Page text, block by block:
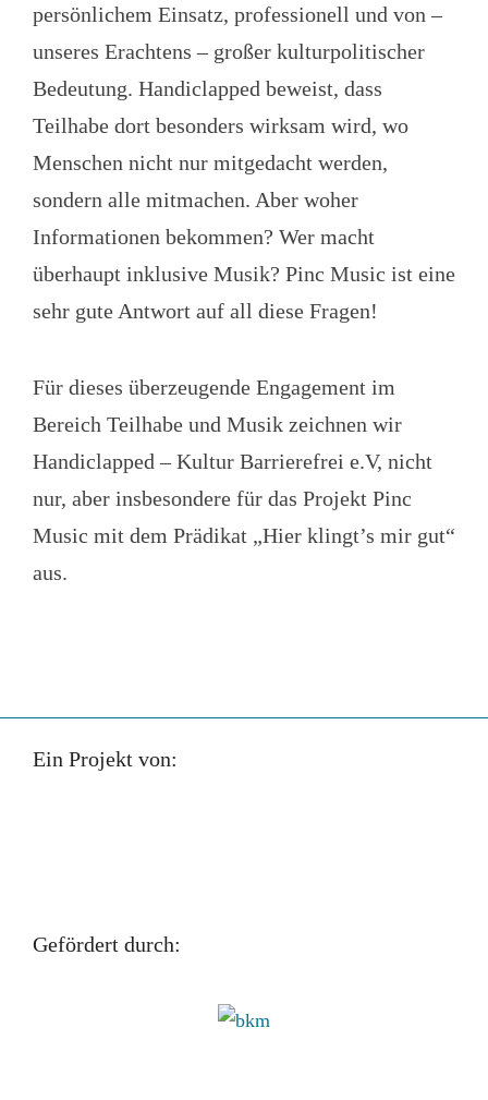
persönlichem Einsatz, professionell und von –
unseres Erachtens – großer kulturpolitischer
Bedeutung. Handiclapped beweist, dass
Teilhabe dort besonders wirksam wird, wo
Menschen nicht nur mitgedacht werden,
sondern alle mitmachen. Aber woher
Informationen bekommen? Wer macht
überhaupt inklusive Musik? Pinc Music ist eine
sehr gute Antwort auf all diese Fragen!
Für dieses überzeugende Engagement im
Bereich Teilhabe und Musik zeichnen wir
Handiclapped – Kultur Barrierefrei e.V, nicht
nur, aber insbesondere für das Projekt Pinc
Music mit dem Prädikat „Hier klingt’s mir gut“
aus.
Ein Projekt von:
Gefördert durch: